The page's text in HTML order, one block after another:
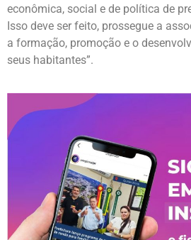
econômica, social e de política de
Isso deve ser feito, prossegue a
a formação, promoção e o
seus habitantes”.